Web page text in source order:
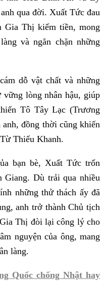
qua đời. Xuất Tức đau
Gia Thị kiếm tiền, mong
và ngăn chặn những
dỗ vật chất và những
lòng nhân hậu, giúp
Tô Tây Lạc (Trương
đồng thời cũng khiến
Thiếu Khanh.
bạn bè, Xuất Tức trốn
Giang. Dù trải qua nhiều
những thử thách ấy đã
anh trở thành Chủ tịch
Thị đòi lại công lý cho
nguyện của ông, mang
làng.
Quốc chống Nhật hay